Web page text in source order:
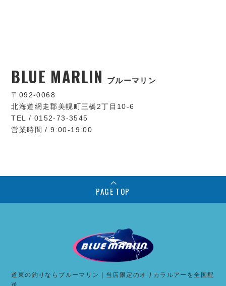
BLUE MARLIN ブルーマリン
〒092-0068
北海道網走郡美幌町三橋2丁目10-6
TEL / 0152-73-3545
営業時間 / 9:00-19:00
PAGE TOP
道東の釣りならブルーマリン｜当店限定のオリカラルアーを全国配